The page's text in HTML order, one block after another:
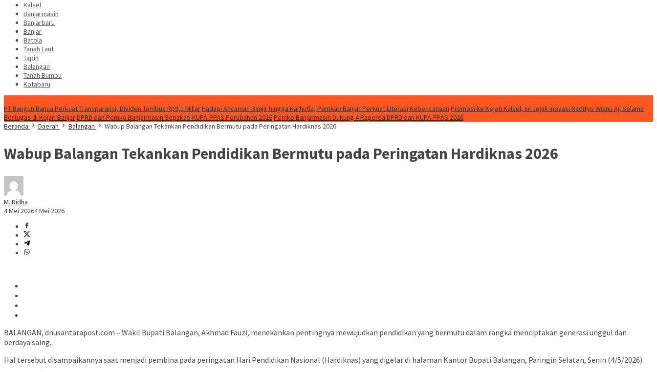
Kalsel
Banjarmasin
Banjarbaru
Banjar
Batola
Tanah Laut
Tapin
Balangan
Tanah Bumbu
Kotabaru
PT Bangun Banua Perkuat Transparansi, Dividen Tembus Rp9,1 MiliarHadapi Ancaman Banjir hingga Karhutla, Pemkab Banjar Perkuat Literasi Kebencanaan Promosi ke Kejati Kalsel, Ini Jejak Inovasi Radityo Wisnu Aji Selama
Bertugas di Kejari BanjarDPRD dan Pemko Banjarmasin Sepakati KUPA-PPAS Perubahan 2026Pemko Banjarmasin Dukung 4 Raperda DPRD dan KUPA-PPAS 2026
Beranda
Daerah Balangan Wabup Balangan Tekankan Pendidikan Bermutu pada Peringatan Hardiknas 2026
Wabup Balangan Tekankan Pendidikan Bermutu pada Peringatan Hardiknas 2026
M. Ridha
4 Mei 20264 Mei 2026
BALANGAN, dnusantarapost.com – Wakil Bupati Balangan, Akhmad Fauzi, menekankan pentingnya mewujudkan pendidikan yang bermutu dalam rangka menciptakan generasi unggul dan
berdaya saing.
Hal tersebut disampaikannya saat menjadi pembina pada peringatan Hari Pendidikan Nasional (Hardiknas) yang digelar di halaman Kantor Bupati Balangan, Paringin Selatan, Senin (4/5/2026).